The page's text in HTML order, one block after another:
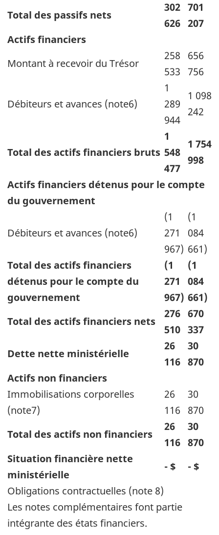
Total des passifs nets
302
626
701
207
Actifs financiers
Montant à recevoir du Trésor
258
533
656
756
Débiteurs et avances (note6)
1
289
944
1 098
242
Total des actifs financiers bruts
1
548
477
1 754
998
Actifs financiers détenus pour le compte
du gouvernement
Débiteurs et avances (note6)
(1
271
967)
(1
084
661)
Total des actifs financiers
détenus pour le compte du
gouvernement
(1
271
967)
(1
084
661)
Total des actifs financiers nets
276
510
670
337
Dette nette ministérielle
26
116
30
870
Actifs non financiers
Immobilisations corporelles
(note7)
26
116
30
870
Total des actifs non financiers
26
116
30
870
Situation financière nette
ministérielle
- $
- $
Obligations contractuelles (note 8)
Les notes complémentaires font partie
intégrante des états financiers.